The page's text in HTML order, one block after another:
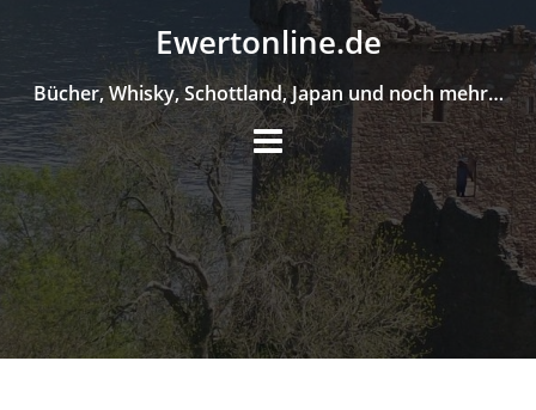
to
Ewertonline.de
Bücher, Whisky, Schottland, Japan und noch mehr…